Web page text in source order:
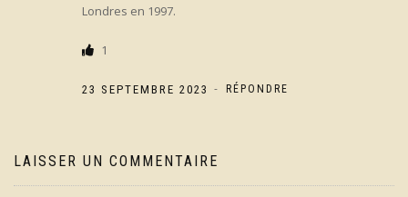
Londres en 1997.
1
23 SEPTEMBRE 2023 - RÉPONDRE
LAISSER UN COMMENTAIRE